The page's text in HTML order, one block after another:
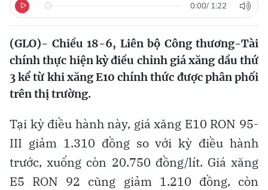
0:00/ 1:22
(GLO)- Chiều 18-6, Liên bộ Công thương-Tài
chính thực hiện kỳ điều chỉnh giá xăng dầu thứ
3 kể từ khi xăng E10 chính thức được phân phối
trên thị trường.
Tại kỳ điều hành này, giá xăng E10 RON 95-
III giảm 1.310 đồng so với kỳ điều hành
trước, xuống còn 20.750 đồng/lít. Giá xăng
E5 RON 92 cũng giảm 1.210 đồng, còn